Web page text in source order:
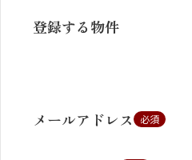
登録する物件
メールアドレス 必須